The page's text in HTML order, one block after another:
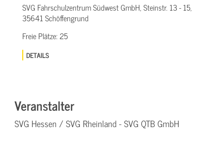
SVG Fahrschulzentrum Südwest GmbH, Steinstr. 13 - 15,
35641 Schöffengrund
Freie Plätze:25
DETAILS
Veranstalter
SVG Hessen / SVG Rheinland - SVG QTB GmbH